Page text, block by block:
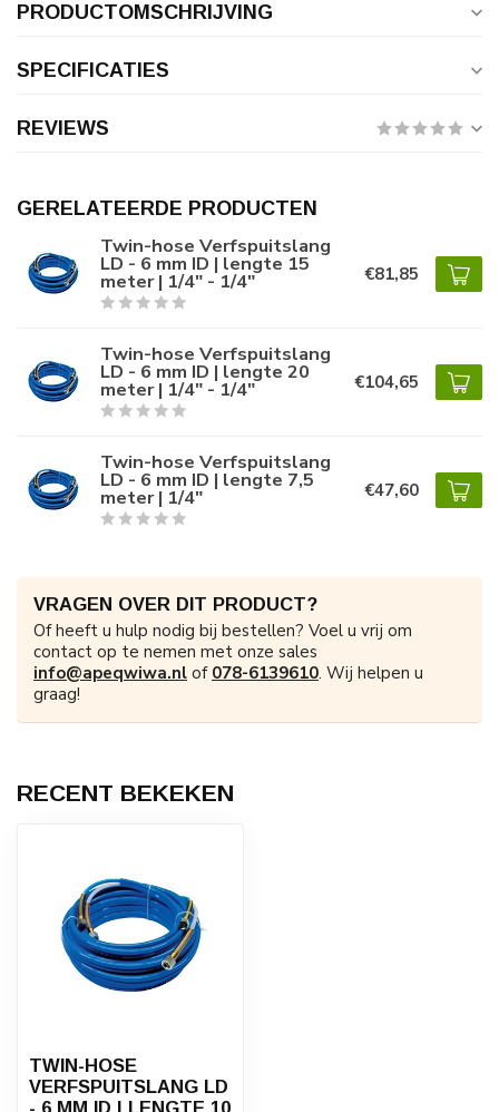
PRODUCTOMSCHRIJVING
SPECIFICATIES
REVIEWS
GERELATEERDE PRODUCTEN
Twin-hose Verfspuitslang
LD - 6 mm ID | lengte 15
meter | 1/4" - 1/4" €81,85
Twin-hose Verfspuitslang
LD - 6 mm ID | lengte 20
meter | 1/4" - 1/4" €104,65
Twin-hose Verfspuitslang
LD - 6 mm ID | lengte 7,5
meter | 1/4" €47,60
VRAGEN OVER DIT PRODUCT?
Of heeft u hulp nodig bij bestellen? Voel u vrij om
contact op te nemen met onze sales
info@apeqwiwa.nl of 078-6139610. Wij helpen u
graag!
RECENT BEKEKEN
TWIN-HOSE
VERFSPUITSLANG LD
- 6 MM ID | LENGTE 10